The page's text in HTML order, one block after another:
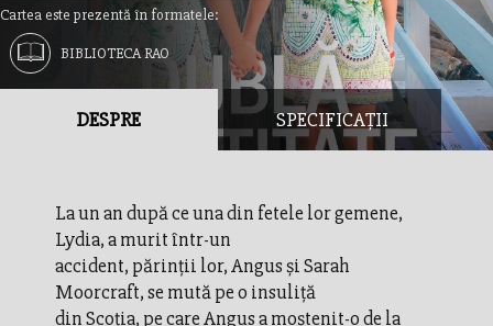
Cartea este prezentă în formatele:
BIBLIOTECA RAO
DESPRE SPECIFICAȚII
La un an după ce una din fetele lor gemene,
Lydia, a murit într-un
accident, părinţii lor, Angus și Sarah
Moorcraft, se mută pe o insuliţă
din Scoţia, pe care Angus a moștenit-o de la